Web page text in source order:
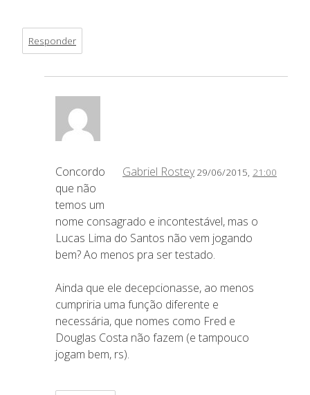
Responder
Gabriel Rostey 29/06/2015, 21:00
Concordo
que não
temos um
nome consagrado e incontestável, mas o
Lucas Lima do Santos não vem jogando
bem? Ao menos pra ser testado.
Ainda que ele decepcionasse, ao menos
cumpriria uma função diferente e
necessária, que nomes como Fred e
Douglas Costa não fazem (e tampouco
jogam bem, rs).